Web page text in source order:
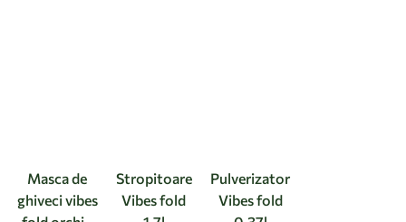
Masca de
ghiveci vibes
Stropitoare
Vibes fold
Pulverizator
Vibes fold